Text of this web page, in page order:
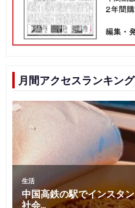
月間アクセスランキング